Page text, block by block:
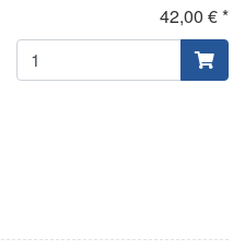
42,00 € *